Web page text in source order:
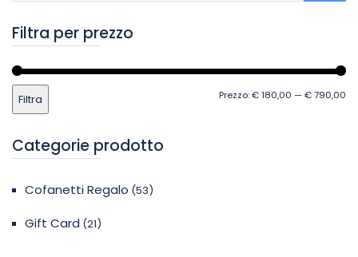
Filtra per prezzo
Filtra Prezzo:€ 180,00 —€ 790,00
Categorie prodotto
Cofanetti Regalo (53)
Gift Card (21)